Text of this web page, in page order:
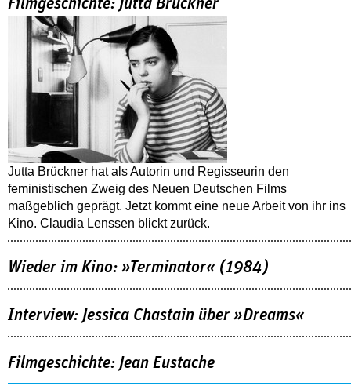
Filmgeschichte: Jutta Brückner
Jutta Brückner hat als Autorin und Regisseurin den
feministischen Zweig des Neuen Deutschen Films
maßgeblich geprägt. Jetzt kommt eine neue Arbeit von ihr ins
Kino. Claudia Lenssen blickt zurück.
Wieder im Kino: »Terminator« (1984)
Interview: Jessica Chastain über »Dreams«
Filmgeschichte: Jean Eustache